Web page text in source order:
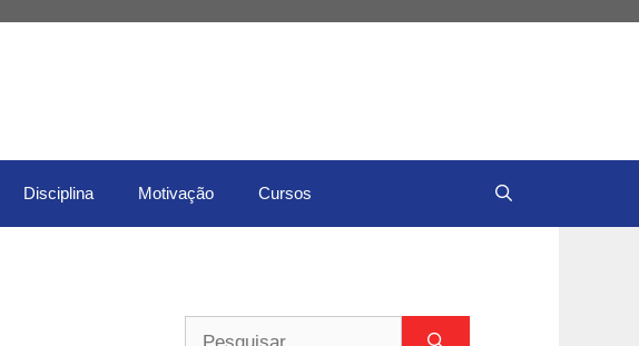
Disciplina Motivação Cursos